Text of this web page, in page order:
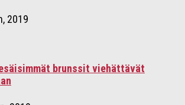
2019
brunssit viehättävät